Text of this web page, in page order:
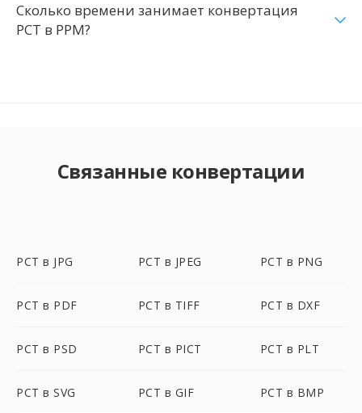
Сколько времени занимает конвертация
PCT в PPM?
Связанные конвертации
PCT в JPG PCT в JPEG PCT в PNG
PCT в PDF PCT в TIFF PCT в DXF
PCT в PSD PCT в PICT PCT в PLT
PCT в SVG PCT в GIF PCT в BMP